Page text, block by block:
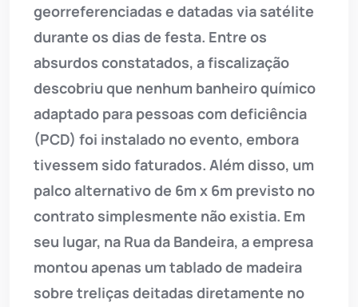
georreferenciadas e datadas via satélite
durante os dias de festa. Entre os
absurdos constatados, a fiscalização
descobriu que nenhum banheiro químico
adaptado para pessoas com deficiência
(PCD) foi instalado no evento, embora
tivessem sido faturados. Além disso, um
palco alternativo de 6m x 6m previsto no
contrato simplesmente não existia. Em
seu lugar, na Rua da Bandeira, a empresa
montou apenas um tablado de madeira
sobre treliças deitadas diretamente no